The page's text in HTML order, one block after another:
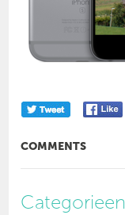
COMMENTS
Categorieen